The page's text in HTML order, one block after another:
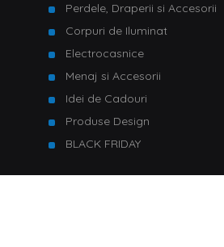
Perdele, Draperii si Accesorii
Corpuri de Iluminat
Electrocasnice
Menaj si Accesorii
Idei de Cadouri
Produse Design
BLACK FRIDAY